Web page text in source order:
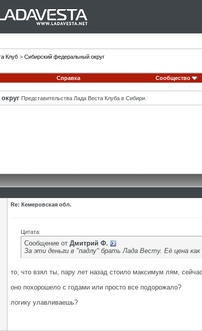
Клуб > Сибирский федеральный округ
Справка Сообщество
Представительства Лада Веста Клуба в Сибири.
Re: Кемеровская обл.
Цитата:
Сообщение от Дмитрий Ф.
За эти деньги в "падлу" брать Лада Весту. Её цена
то, что взял ты, пару лет назад стоило максимум лям,
оно похорошело с годами или просто все подорожало?
логику улавливаешь?